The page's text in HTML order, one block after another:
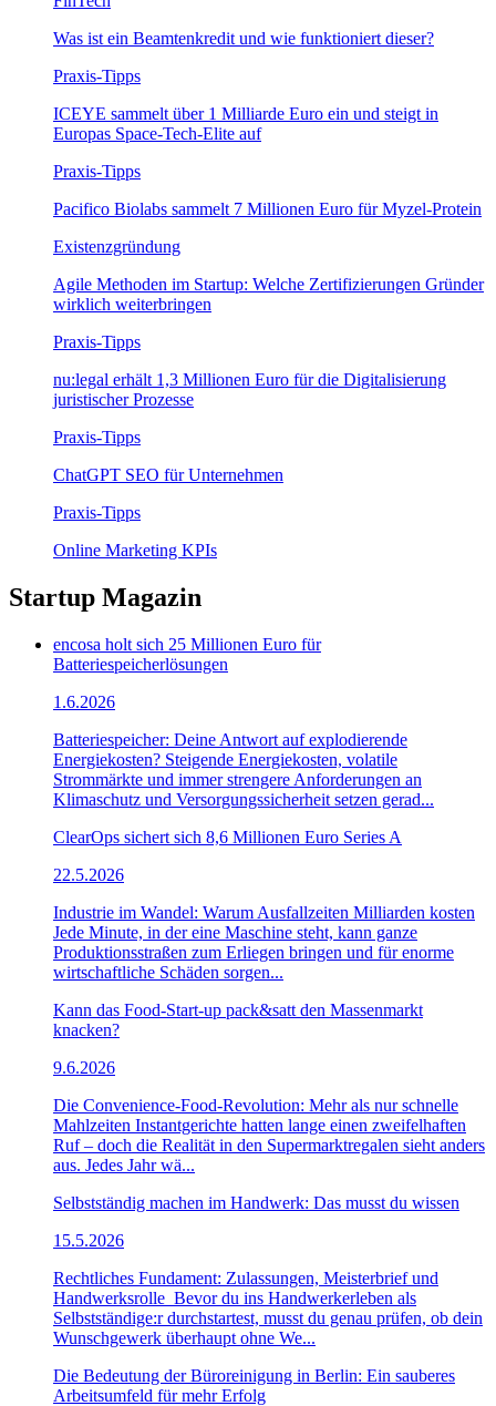
Was ist ein Beamtenkredit und wie funktioniert dieser?
Praxis-Tipps
ICEYE sammelt über 1 Milliarde Euro ein und steigt in
Europas Space-Tech-Elite auf
Praxis-Tipps
Pacifico Biolabs sammelt 7 Millionen Euro für Myzel-Protein
Existenzgründung
Agile Methoden im Startup: Welche Zertifizierungen Gründer
wirklich weiterbringen
Praxis-Tipps
nu:legal erhält 1,3 Millionen Euro für die Digitalisierung
juristischer Prozesse
Praxis-Tipps
ChatGPT SEO für Unternehmen
Praxis-Tipps
Online Marketing KPIs
Startup Magazin
encosa holt sich 25 Millionen Euro für
Batteriespeicherlösungen
1.6.2026
Batteriespeicher: Deine Antwort auf explodierende
Energiekosten? Steigende Energiekosten, volatile
Strommärkte und immer strengere Anforderungen an
Klimaschutz und Versorgungssicherheit setzen gerad...
ClearOps sichert sich 8,6 Millionen Euro Series A
22.5.2026
Industrie im Wandel: Warum Ausfallzeiten Milliarden kosten
Jede Minute, in der eine Maschine steht, kann ganze
Produktionsstraßen zum Erliegen bringen und für enorme
wirtschaftliche Schäden sorgen...
Kann das Food-Start-up pack&satt den Massenmarkt
knacken?
9.6.2026
Die Convenience-Food-Revolution: Mehr als nur schnelle
Mahlzeiten Instantgerichte hatten lange einen zweifelhaften
Ruf – doch die Realität in den Supermarktregalen sieht anders
aus. Jedes Jahr wä...
Selbstständig machen im Handwerk: Das musst du wissen
15.5.2026
Rechtliches Fundament: Zulassungen, Meisterbrief und
Handwerksrolle Bevor du ins Handwerkerleben als
Selbstständige:r durchstartest, musst du genau prüfen, ob dein
Wunschgewerk überhaupt ohne We...
Die Bedeutung der Büroreinigung in Berlin: Ein sauberes
Arbeitsumfeld für mehr Erfolg